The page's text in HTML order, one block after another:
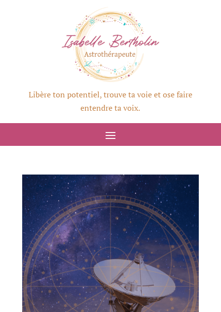
Libère ton potentiel, trouve ta voie et ose faire
entendre ta voix.